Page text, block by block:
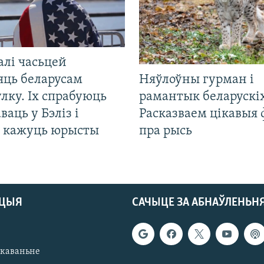
часьцей
беларусам
Іх спрабуюць
у Бэліз і
кажуць юрысты
Няўлоўны гурман і
рамантык
Расказваем цікавыя
пра рысь
САЧЫЦЕ ЗА